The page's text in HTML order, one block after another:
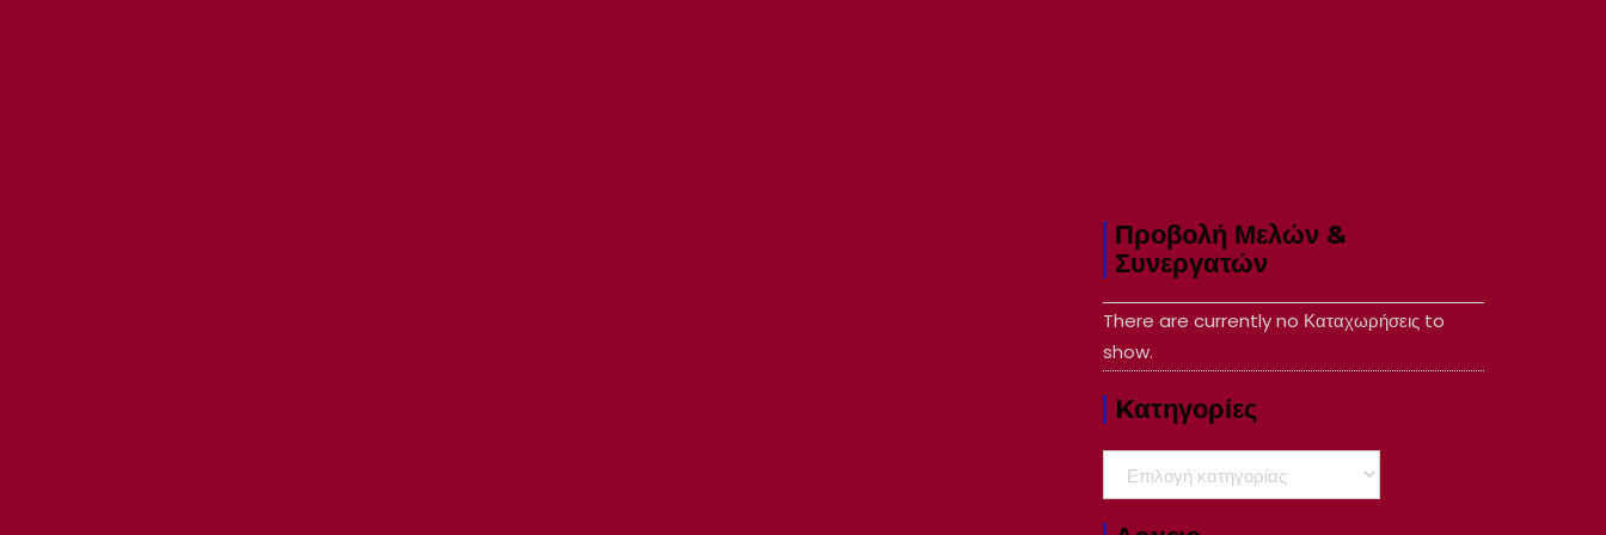
Προβολή Μελών &
Συνεργατών
There are currently no Καταχωρήσεις to
show.
Kατηγορίες
Kατηγορίες